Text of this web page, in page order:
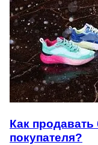
Как
покупателя?